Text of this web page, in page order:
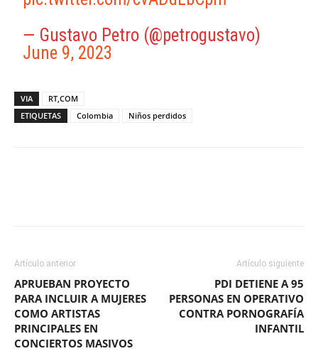
— Gustavo Petro (@petrogustavo)
June 9, 2023
VIA
RT,COM
ETIQUETAS
Colombia Niños perdidos
Artículo anterior
APRUEBAN PROYECTO
PARA INCLUIR A MUJERES
COMO ARTISTAS
PRINCIPALES EN
CONCIERTOS MASIVOS
Artículo siguiente
PDI DETIENE A 95
PERSONAS EN OPERATIVO
CONTRA PORNOGRAFÍA
INFANTIL